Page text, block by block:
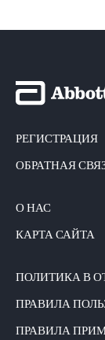
РЕГИСТРАЦИЯ
ОБРАТНАЯ
О НАС
КАРТА САЙТА
ПОЛИТИКА В
ПРАВИЛА
ПРАВИЛА